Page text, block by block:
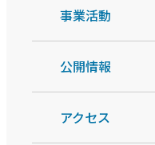
事業活動
公開情報
アクセス